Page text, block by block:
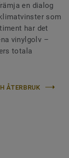
en dialog
som
har det
vinylgolv –
totala
ÅTERBRUK